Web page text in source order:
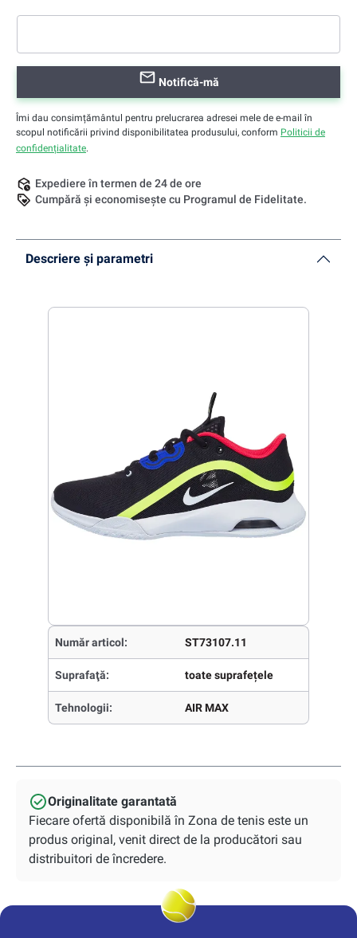
Notifică-mă
Îmi dau consimțământul pentru prelucrarea adresei mele de e-mail în
scopul notificării privind disponibilitatea produsului, conform Politicii de
confidențialitate.
Expediere în termen de 24 de ore
Cumpără și economisește cu Programul de Fidelitate.
Descriere și parametri
Număr articol: ST73107.11
Suprafaţă: toate suprafețele
Tehnologii: AIR MAX
Originalitate garantată
Fiecare ofertă disponibilă în Zona de tenis este un
produs original, venit direct de la producători sau
distribuitori de încredere.